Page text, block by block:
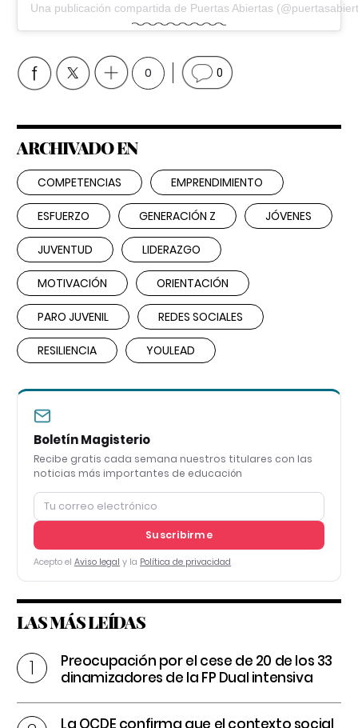
Una publicación compartida de Puertas Abiertas
0 0
ARCHIVADO EN
COMPETENCIAS EMPRENDIMIENTO
ESFUERZO GENERACIÓN Z JÓVENES
JUVENTUD LIDERAZGO
MOTIVACIÓN ORIENTACIÓN
PARO JUVENIL REDES SOCIALES
RESILIENCIA YOULEAD
Boletín Magisterio
Recibe gratis cada semana nuestros titulares con las
noticias más importantes de educación
Suscribirme
Acepto el Aviso legal y la Política de privacidad
LAS MÁS LEÍDAS
Preocupación por el cese de 20 de los 33
dinamizadores de la FP Dual intensiva
La OCDE confirma que el contexto social